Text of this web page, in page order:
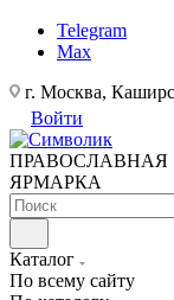
Telegram
Max
г. Москва,
Войти
ПРАВОСЛАВНАЯ
ЯРМАРКА
Каталог
По всему сайту